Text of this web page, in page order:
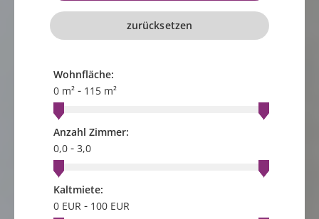
zurücksetzen
Wohnfläche:
0 m² - 115 m²
Anzahl Zimmer:
0,0 - 3,0
Kaltmiete:
0 EUR - 100 EUR